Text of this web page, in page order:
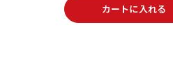
カートに入れる